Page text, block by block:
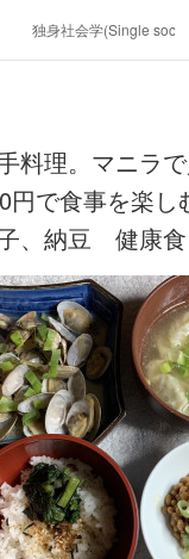
独身社会学(Single
る建物。未来２１００研究所
フィリピンの歴史
ファッションを考える
のアイデア
マニラ男の手料理 総
料理。マニラ
円で食事を楽し
、納豆 健康食